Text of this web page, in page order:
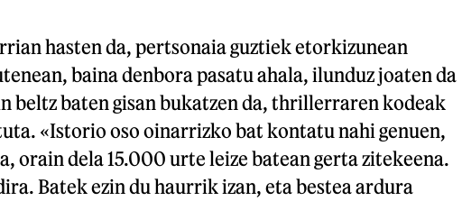
hasten da, pertsonaia guztiek etorkizunean
baina denbora pasatu ahala, ilunduz joaten da
beltz baten gisan bukatzen da, thrillerraren kodeak
«Istorio oso oinarrizko bat kontatu nahi genuen,
orain dela 15.000 urte leize batean gerta zitekeena.
Batek ezin du haurrik izan, eta bestea ardura